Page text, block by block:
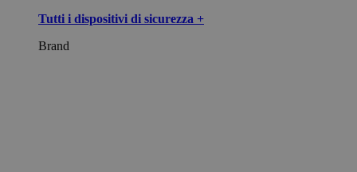
Tutti i dispositivi di sicurezza +
Brand